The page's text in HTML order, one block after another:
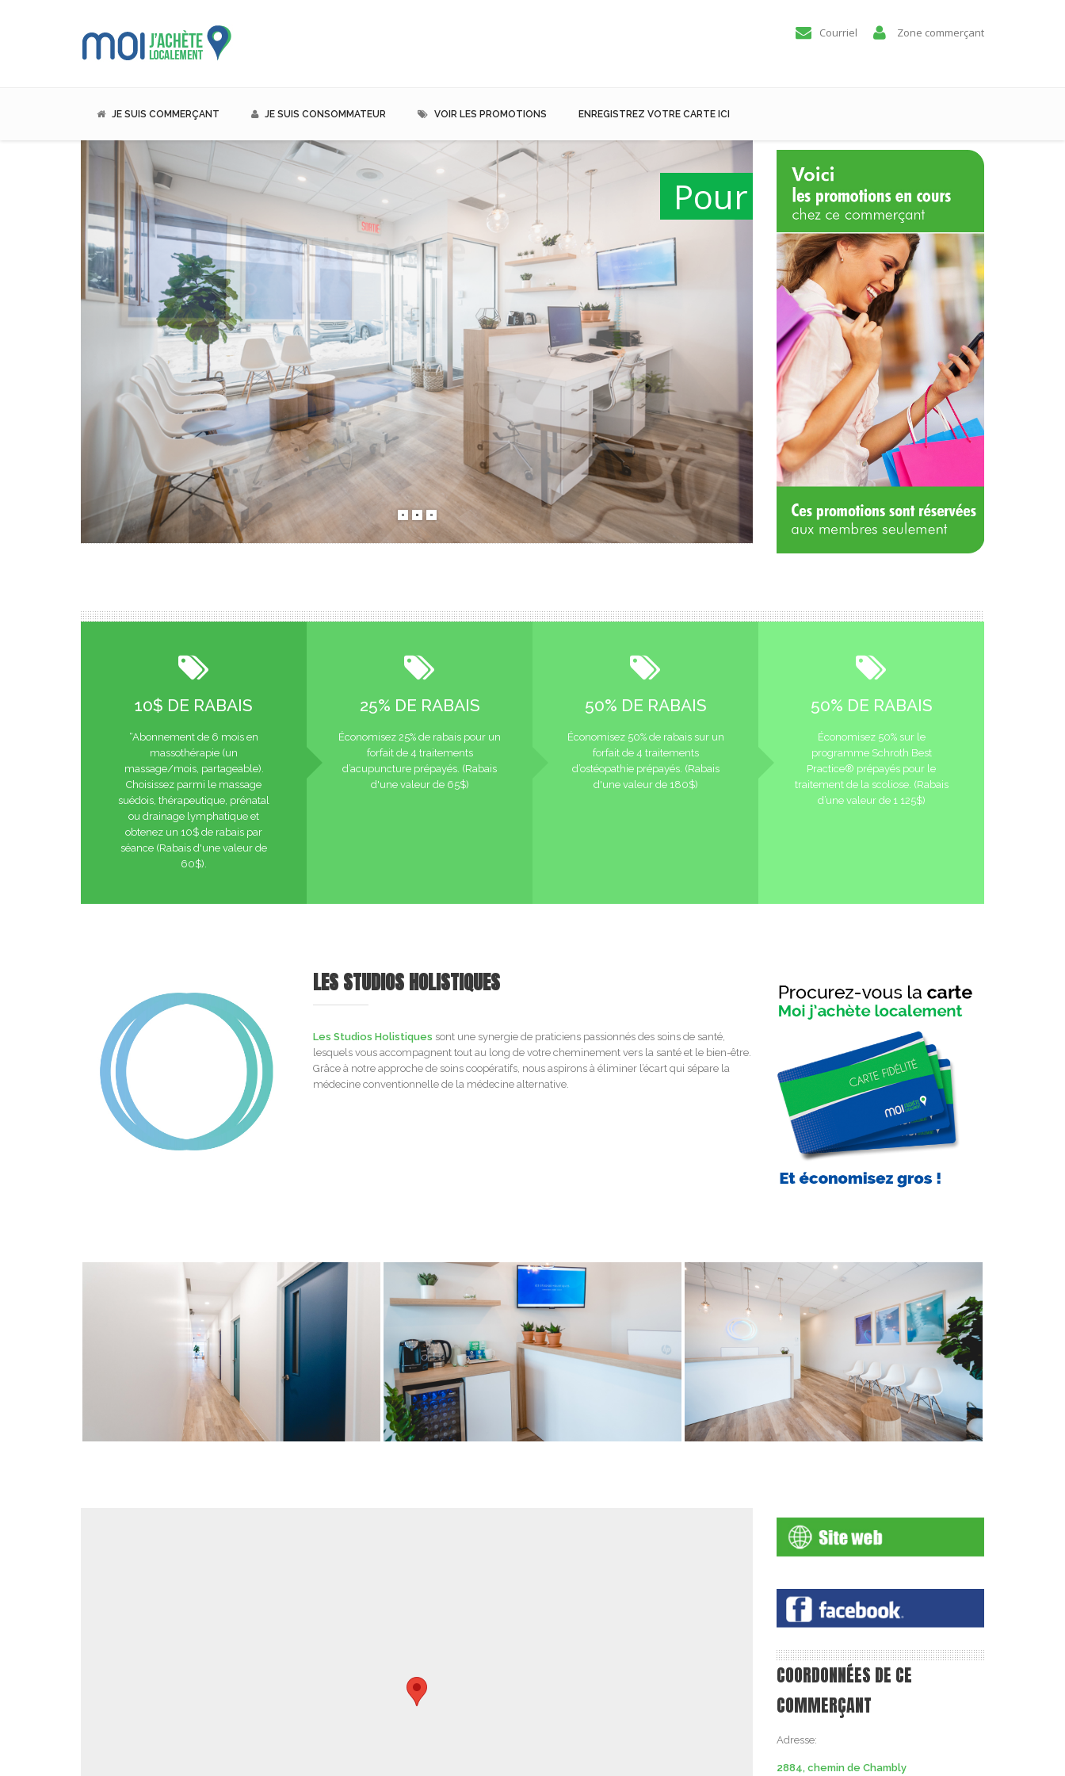
Courriel Zone commerçant
JE SUIS COMMERÇANT JE SUIS CONSOMMATEUR VOIR LES PROMOTIONS ENREGISTREZ VOTRE CARTE ICI
Pour la santé
et le bien-être
10$ DE RABAIS
“Abonnement de 6 mois en
massothérapie (un
massage/mois, partageable).
Choisissez parmi le massage
suédois, thérapeutique, prénatal
ou drainage lymphatique et
obtenez un 10$ de rabais par
séance (Rabais d'une valeur de
60$).
25% DE RABAIS
Économisez 25% de rabais pour un
forfait de 4 traitements
d’acupuncture prépayés. (Rabais
d'une valeur de 65$)
50% DE RABAIS
Économisez 50% de rabais sur un
forfait de 4 traitements
d’ostéopathie prépayés. (Rabais
d'une valeur de 180$)
50% DE RABAIS
Économisez 50% sur le
programme Schroth Best
Practice® prépayés pour le
traitement de la scoliose. (Rabais
d’une valeur de 1 125$)
LES STUDIOS HOLISTIQUES
Les Studios Holistiques sont une synergie de praticiens passionnés des soins de santé,
lesquels vous accompagnent tout au long de votre cheminement vers la santé et le bien-être.
Grâce à notre approche de soins coopératifs, nous aspirons à éliminer l’écart qui sépare la
médecine conventionnelle de la médecine alternative.
COORDONNÉES DE CE
COMMERÇANT
Adresse:
2884, chemin de Chambly